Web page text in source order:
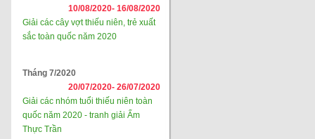
10/08/2020- 16/08/2020
Giải các cây vợt thiếu niên, trẻ xuất
sắc toàn quốc năm 2020
Tháng 7/2020
20/07/2020- 26/07/2020
Giải các nhóm tuổi thiếu niên toàn
quốc năm 2020 - tranh giải Ẩm
Thực Trần